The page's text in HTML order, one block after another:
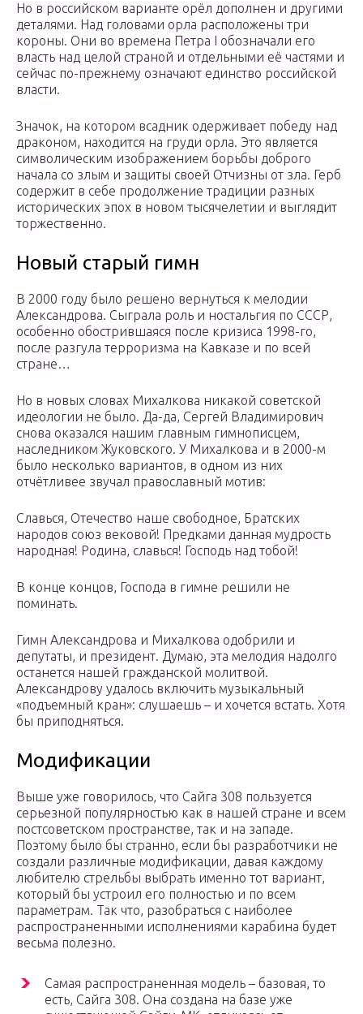
Но в российском варианте орёл дополнен и другими
деталями. Над головами орла расположены три
короны. Они во времена Петра I обозначали его
власть над целой страной и отдельными её частями и
сейчас по-прежнему означают единство российской
власти.
Значок, на котором всадник одерживает победу над
драконом, находится на груди орла. Это является
символическим изображением борьбы доброго
начала со злым и защиты своей Отчизны от зла. Герб
содержит в себе продолжение традиции разных
исторических эпох в новом тысячелетии и выглядит
торжественно.
Новый старый гимн
В 2000 году было решено вернуться к мелодии
Александрова. Сыграла роль и ностальгия по СССР,
особенно обострившаяся после кризиса 1998-го,
после разгула терроризма на Кавказе и по всей
стране…
Но в новых словах Михалкова никакой советской
идеологии не было. Да-да, Сергей Владимирович
снова оказался нашим главным гимнописцем,
наследником Жуковского. У Михалкова и в 2000-м
было несколько вариантов, в одном из них
отчётливее звучал православный мотив:
Славься, Отечество наше свободное, Братских
народов союз вековой! Предками данная мудрость
народная! Родина, славься! Господь над тобой!
В конце концов, Господа в гимне решили не
поминать.
Гимн Александрова и Михалкова одобрили и
депутаты, и президент. Думаю, эта мелодия надолго
останется нашей гражданской молитвой.
Александрову удалось включить музыкальный
«подъемный кран»: слушаешь – и хочется встать. Хотя
бы приподняться.
Модификации
Выше уже говорилось, что Сайга 308 пользуется
серьезной популярностью как в нашей стране и всем
постсоветском пространстве, так и на западе.
Поэтому было бы странно, если бы разработчики не
создали различные модификации, давая каждому
любителю стрельбы выбрать именно тот вариант,
который бы устроил его полностью и по всем
параметрам. Так что, разобраться с наиболее
распространенными исполнениями карабина будет
весьма полезно.
Самая распространенная модель – базовая, то
есть, Сайга 308. Она создана на базе уже